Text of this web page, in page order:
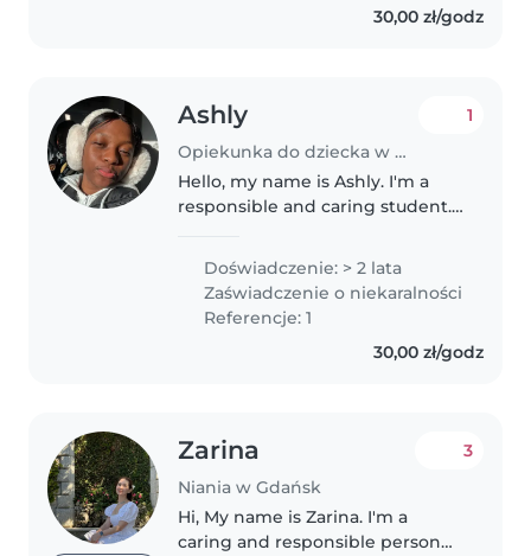
niemowlęcym, regularnie..30,00 zł/godz
Ashly
Opiekunka do dziecka w Gdańsk
1
Hello, my name is Ashly. I'm a
responsible and caring student. I
children and I'm patient, calm,
and attentive. I can help with
feeding, playing, homework,..
Doświadczenie: > 2 lata
Zaświadczenie o niekaralności
Referencje: 1
30,00 zł/godz
Zarina
Niania w Gdańsk
3
Hi, My name is Zarina. I'm a
caring and responsible person